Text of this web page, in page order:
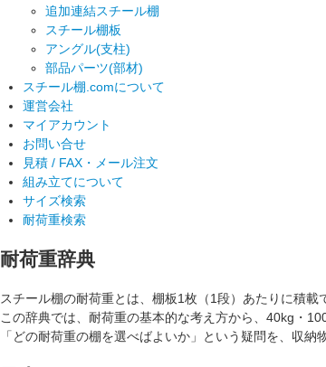
追加連結スチール棚
スチール棚板
アングル(支柱)
部品パーツ(部材)
スチール棚.comについて
運営会社
マイアカウント
お問い合せ
見積 / FAX・メール注文
組み立てについて
サイズ検索
耐荷重検索
耐荷重辞典
スチール棚の耐荷重とは、棚板1枚（1段）あたりに積載
この辞典では、耐荷重の基本的な考え方から、40kg・
「どの耐荷重の棚を選べばよいか」という疑問を、収納